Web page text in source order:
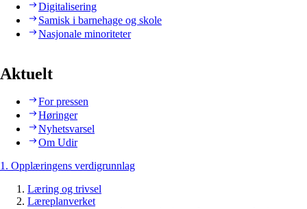
Digitalisering
Samisk i barnehage og skole
Nasjonale minoriteter
Aktuelt
For pressen
Høringer
Nyhetsvarsel
Om Udir
1. Opplæringens verdigrunnlag
Læring og trivsel
Læreplanverket